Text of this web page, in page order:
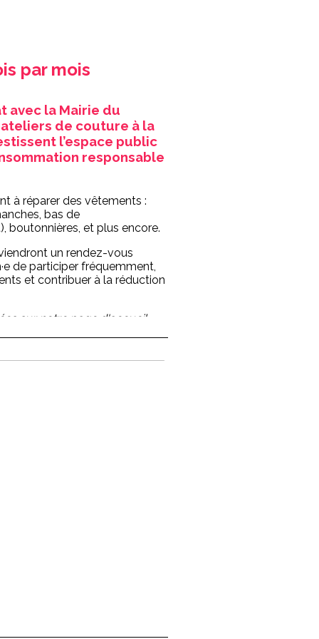
par mois
avec la Mairie du
ateliers de couture à la
l’espace public
responsable
à réparer des vêtements :
bas de
boutonnières, et plus encore.
un rendez-vous
de participer fréquemment,
et contribuer à la réduction
sur notre page d'accueil.